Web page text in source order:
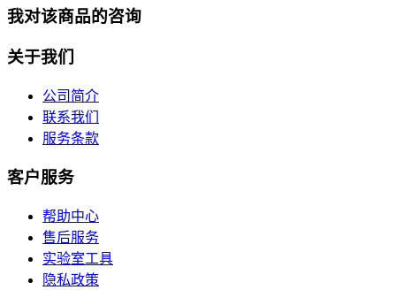
我对该商品的咨询
关于我们
公司简介
联系我们
服务条款
客户服务
帮助中心
售后服务
实验室工具
隐私政策